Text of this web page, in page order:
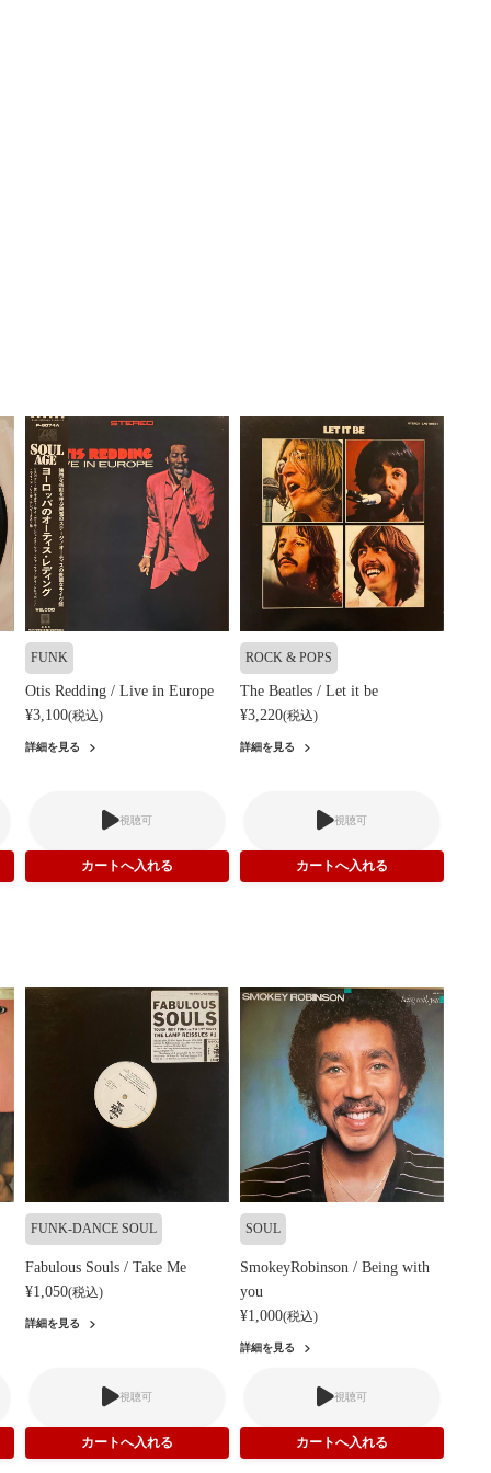
FUNK
Otis Redding / Live in Europe
¥3,100(税込)
詳細を見る
視聴可
ROCK & POPS
The Beatles / Let it be
¥3,220(税込)
詳細を見る
視聴可
FUNK-DANCE SOUL
Fabulous Souls / Take Me
¥1,050(税込)
詳細を見る
視聴可
SOUL
SmokeyRobinson / Being with
you
¥1,000(税込)
詳細を見る
視聴可